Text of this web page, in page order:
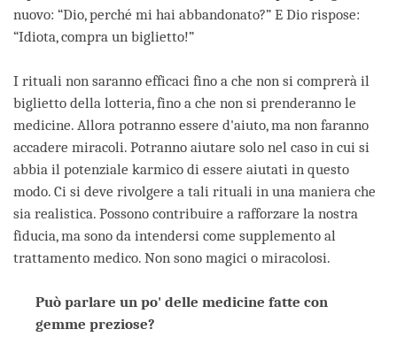
nuovo: “Dio, perché mi hai abbandonato?” E Dio rispose:
“Idiota, compra un biglietto!”
I rituali non saranno efficaci fino a che non si comprerà il
biglietto della lotteria, fino a che non si prenderanno le
medicine. Allora potranno essere d'aiuto, ma non faranno
accadere miracoli. Potranno aiutare solo nel caso in cui si
abbia il potenziale karmico di essere aiutati in questo
modo. Ci si deve rivolgere a tali rituali in una maniera che
sia realistica. Possono contribuire a rafforzare la nostra
fiducia, ma sono da intendersi come supplemento al
trattamento medico. Non sono magici o miracolosi.
Può parlare un po' delle medicine fatte con
gemme preziose?